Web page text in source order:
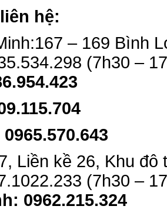
hệ:
– 169 Bình
(7h30 –
0965.570.643
Liền kề 26, Khu
(7h30 –